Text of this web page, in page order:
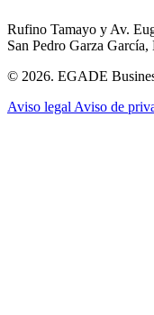
Rufino Tamayo y Av.
San Pedro Garza
© 2026. EGADE
Aviso legal Aviso de